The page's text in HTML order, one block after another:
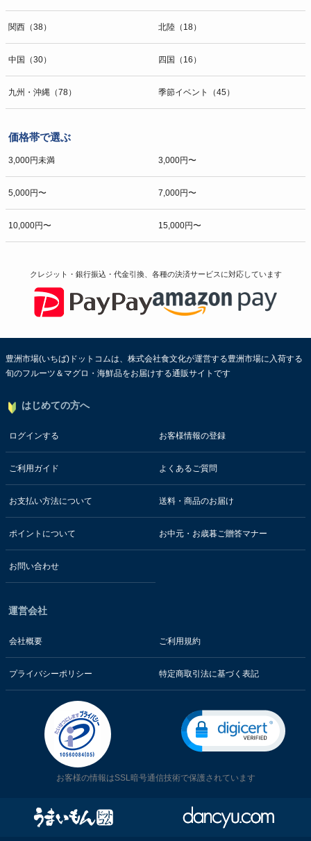
関西（38） 北陸（18）
中国（30） 四国（16）
九州・沖縄（78） 季節イベント（45）
価格帯で選ぶ
3,000円未満 3,000円〜
5,000円〜 7,000円〜
10,000円〜 15,000円〜
クレジット・銀行振込・代金引換、各種の決済サービスに対応しています
豊洲市場(いちば)ドットコムは、株式会社食文化が運営する豊洲市場に入荷する
旬のフルーツ＆マグロ・海鮮品をお届けする通販サイトです
はじめての方へ
ログインする お客様情報の登録
ご利用ガイド よくあるご質問
お支払い方法について 送料・商品のお届け
ポイントについて お中元・お歳暮ご贈答マナー
お問い合わせ
運営会社
会社概要 ご利用規約
プライバシーポリシー 特定商取引法に基づく表記
お客様の情報はSSL暗号通信技術で保護されています